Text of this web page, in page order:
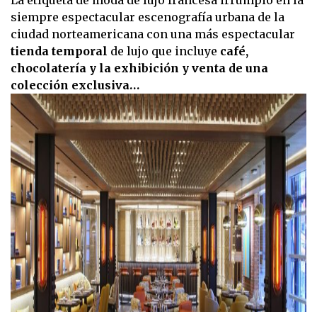
siempre espectacular escenografía urbana de la
ciudad norteamericana con una más espectacular
tienda temporal de lujo que incluye café,
chocolatería y la exhibición y venta de una
colección exclusiva…